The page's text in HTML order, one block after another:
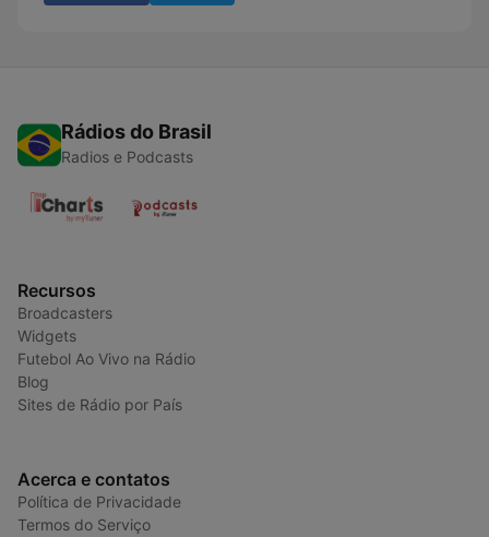
Rádios do Brasil
Radios e Podcasts
Recursos
Broadcasters
Widgets
Futebol Ao Vivo na Rádio
Blog
Sites de Rádio por País
Acerca e contatos
Política de Privacidade
Termos do Serviço